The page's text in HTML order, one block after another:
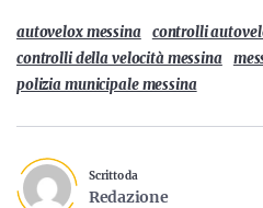
autovelox messina
controlli
controlli della velocità messina
polizia municipale messina
Scritto da
Redazione